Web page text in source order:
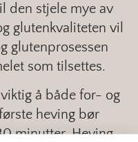
den stjele mye av
glutenkvaliteten vil
glutenprosessen
som tilsettes.
å både for- og
heving bør
minutter. Heving